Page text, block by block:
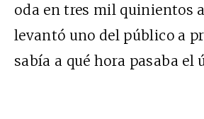
oda en tres mil quinientos
levantó uno del público a
sabía a qué hora pasaba el